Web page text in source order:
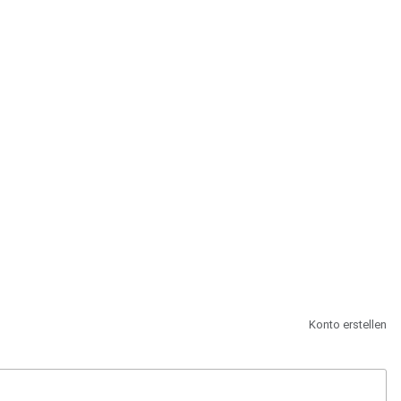
Konto erstellen